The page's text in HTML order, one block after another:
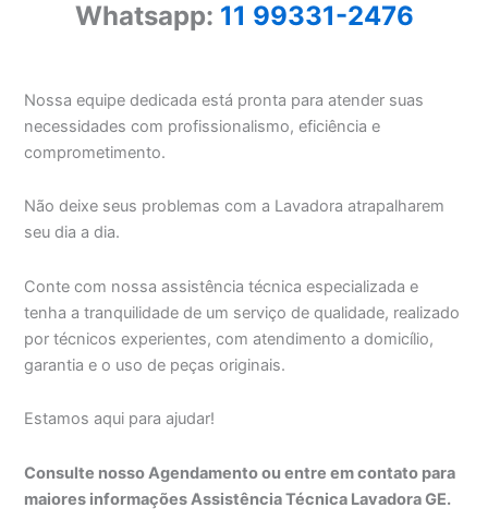
Whatsapp: 11 99331-2476
Nossa equipe dedicada está pronta para atender suas
necessidades com profissionalismo, eficiência e
comprometimento.
Não deixe seus problemas com a Lavadora atrapalharem
seu dia a dia.
Conte com nossa assistência técnica especializada e
tenha a tranquilidade de um serviço de qualidade, realizado
por técnicos experientes, com atendimento a domicílio,
garantia e o uso de peças originais.
Estamos aqui para ajudar!
Consulte nosso Agendamento ou entre em contato para
maiores informações Assistência Técnica Lavadora GE.